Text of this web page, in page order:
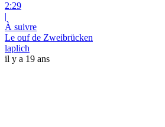
2:29
|
À suivre
Le ouf de Zweibrücken
laplich
il y a 19 ans